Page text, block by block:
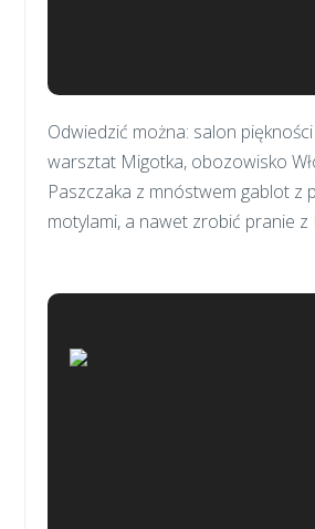
Odwiedzić można: salon
warsztat Migotka, obozowisko
Paszczaka z mnóstwem gablot z
motylami, a nawet zrobić pranie z